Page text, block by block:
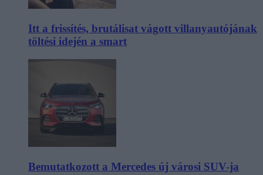
Itt a frissítés, brutálisat vágott villanyautójának
töltési idején a smart
Bemutatkozott a Mercedes új városi SUV-ja